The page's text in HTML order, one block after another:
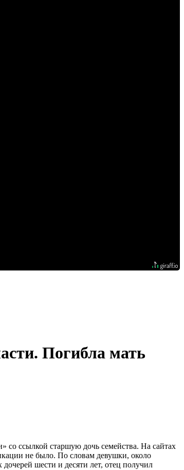
Погибла мать
со ссылкой старшую дочь семейства. На сайтах
не было. По словам девушки, около
шести и десяти лет, отец получил